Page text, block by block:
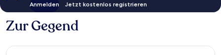
Anmelden Jetzt kostenlos registrieren
Zur Gegend